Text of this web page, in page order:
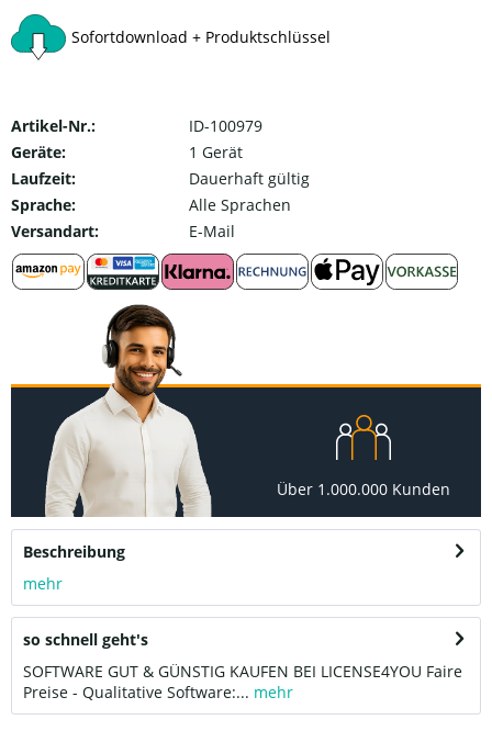
Sofortdownload + Produktschlüssel
Artikel-Nr.:
ID-100979
Geräte:
1 Gerät
Laufzeit:
Dauerhaft gültig
Sprache:
Alle Sprachen
Versandart:
E-Mail
Über 1.000.000 Kunden
Beschreibung
mehr
so schnell geht's
SOFTWARE GUT & GÜNSTIG KAUFEN BEI LICENSE4YOU Faire
Preise - Qualitative Software:... mehr